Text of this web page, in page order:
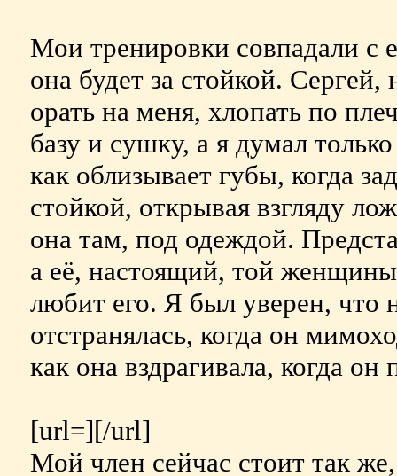
Мои тренировки совпадали с
она будет за стойкой.
орать на меня, хлопать по
базу и сушку, а я думал
как облизывает губы, когда
стойкой, открывая взгляду
она там, под одеждой.
а её, настоящий, той
любит его. Я был уверен, что
отстранялась, когда он
как она вздрагивала, когда
[url=][/url]
Мой член сейчас стоит так